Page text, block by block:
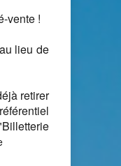
vente !
lieu de
retirer